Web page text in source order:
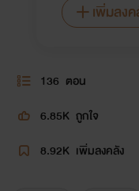
เพิ่มลง
136 ตอน
6.85K ถูกใจ
8.92K เพิ่มลงคลัง